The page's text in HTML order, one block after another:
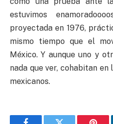
estuvimos
proyectada en 1976,
mismo tiempo que el
México. Y aunque uno y
nada que ver, cohabitan
mexicanos.